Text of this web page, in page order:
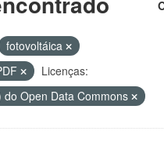
fotovoltáica
Licenças:
Open Data Commons